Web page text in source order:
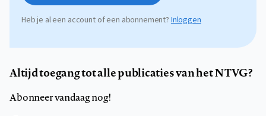
Heb je al een account of een abonnement? Inloggen
Altijd toegang tot alle publicaties van het NTVG?
Abonneer vandaag nog!